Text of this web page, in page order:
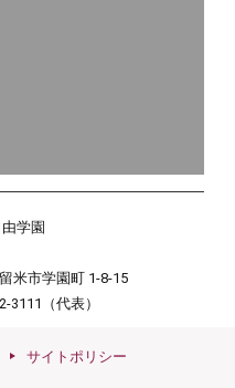
由学園
米市学園町 1-8-15
3111（代表）
サイトポリシー